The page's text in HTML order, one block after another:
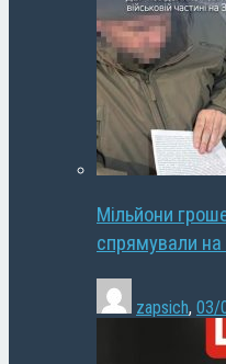
Мільйони
спрямували на
zapsich, 03/